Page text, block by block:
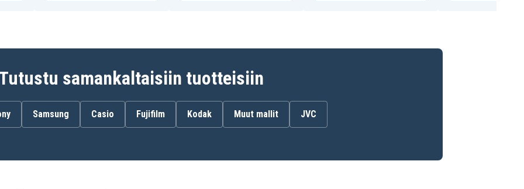
Vivikai HDC-8800
samankaltaisiin tuotteisiin
Samsung Casio Fujifilm Kodak Muut mallit JVC